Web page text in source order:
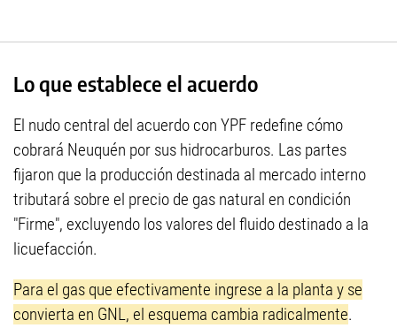
Lo que establece el acuerdo
El nudo central del acuerdo con YPF redefine cómo
cobrará Neuquén por sus hidrocarburos. Las partes
fijaron que la producción destinada al mercado interno
tributará sobre el precio de gas natural en condición
"Firme", excluyendo los valores del fluido destinado a la
licuefacción.
Para el gas que efectivamente ingrese a la planta y se
convierta en GNL, el esquema cambia radicalmente.